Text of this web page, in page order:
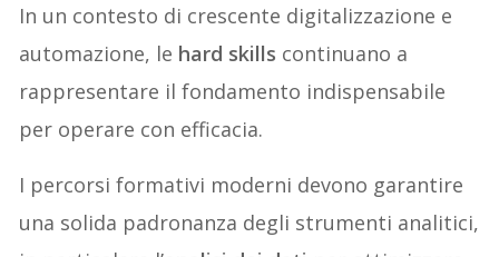
In un contesto di crescente digitalizzazione e
automazione, le hard skills continuano a
rappresentare il fondamento indispensabile
per operare con efficacia.
I percorsi formativi moderni devono garantire
una solida padronanza degli strumenti analitici,